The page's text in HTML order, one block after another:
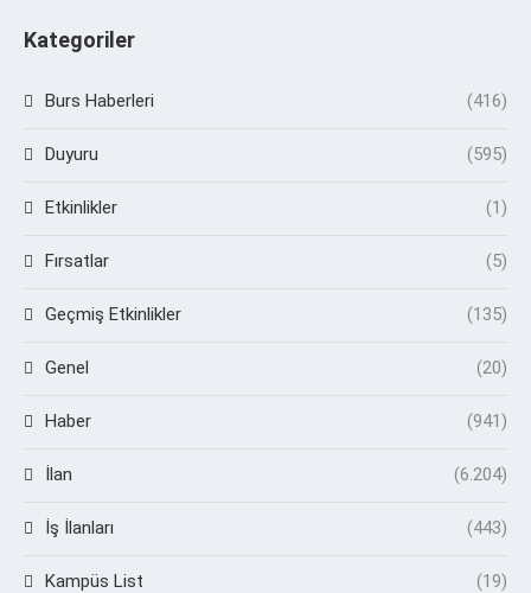
Kategoriler
Burs Haberleri (416)
Duyuru (595)
Etkinlikler (1)
Fırsatlar (5)
Geçmiş Etkinlikler (135)
Genel (20)
Haber (941)
İlan (6.204)
İş İlanları (443)
Kampüs List (19)